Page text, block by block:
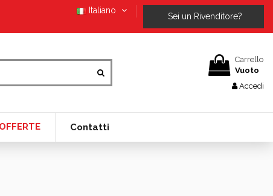
Italiano
Sei un Rivenditore?
Carrello
Vuoto
Accedi
OFFERTE Contatti